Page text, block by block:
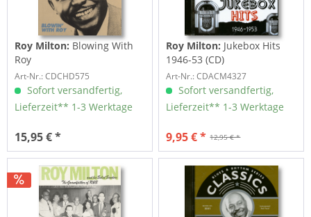
Roy Milton: Blowing With
Roy
Art-Nr.: CDCHD575
Sofort versandfertig,
Lieferzeit** 1-3 Werktage
15,95 € *
Roy Milton: Jukebox Hits
1946-53 (CD)
Art-Nr.: CDACM4327
Sofort versandfertig,
Lieferzeit** 1-3 Werktage
12,95 € *
9,95 € *